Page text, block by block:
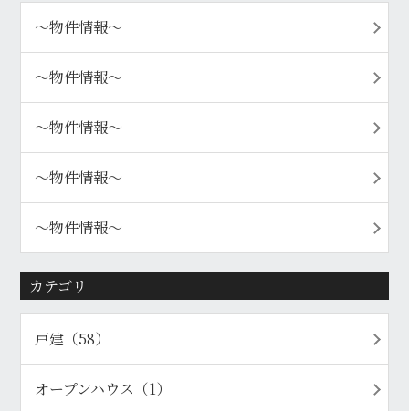
〜物件情報〜
〜物件情報〜
〜物件情報〜
〜物件情報〜
〜物件情報〜
カテゴリ
戸建（58）
オープンハウス（1）